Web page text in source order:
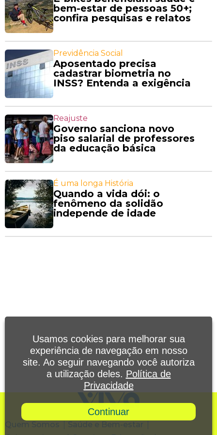
bem-estar de pessoas 50+;
confira pesquisas e relatos
Previdência Social
Aposentado precisa
cadastrar biometria no
INSS? Entenda a exigência
Reajuste
Governo sanciona novo
piso salarial de professores
da educação básica
É uma longa História
Quando a vida dói: o
fenômeno da solidão
independe de idade
Quem Somos
Saúde e Bem-estar
Usamos cookies para melhorar sua
experiência de navegação em nosso
site. Ao seguir navegando você autoriza
a utilização deles. Política de
Privacidade
Continuar